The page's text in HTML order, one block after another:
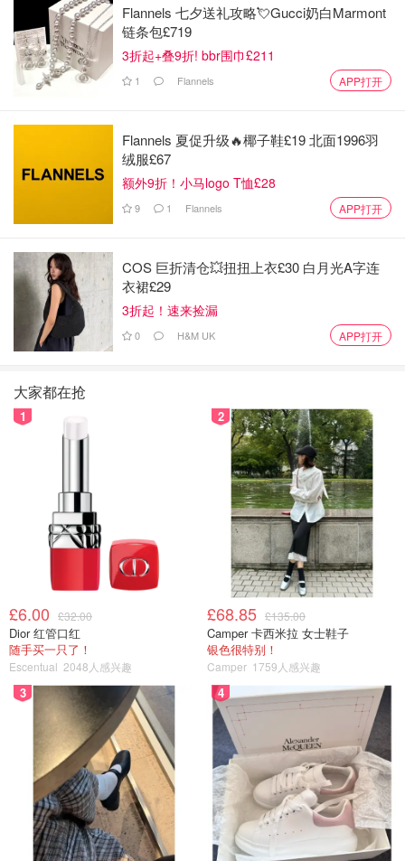
Flannels 七夕送礼攻略💘Gucci奶白Marmont
链条包£719
3折起+叠9折! bbr围巾£211
1 Flannels APP打开
Flannels 夏促升级🔥椰子鞋£19 北面1996羽
绒服£67
额外9折！小马logo T恤£28
9 1 Flannels APP打开
COS 巨折清仓💥扭扭上衣£30 白月光A字连
衣裙£29
3折起！速来捡漏
0 H&M UK APP打开
大家都在抢
1
£6.00 £32.00
Dior 红管口红
随手买一只了！
Escentual 2048人感兴趣
2
£68.85 £135.00
Camper 卡西米拉 女士鞋子
银色很特别！
Camper 1759人感兴趣
3 4